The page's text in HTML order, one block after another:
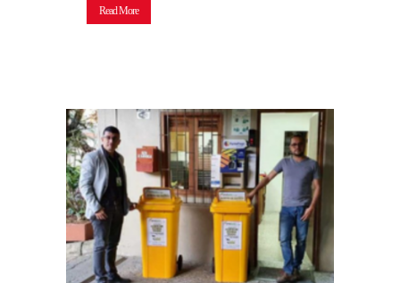
Read More